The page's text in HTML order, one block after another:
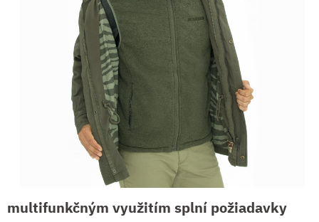
multifunkčným využitím splní požiadavky